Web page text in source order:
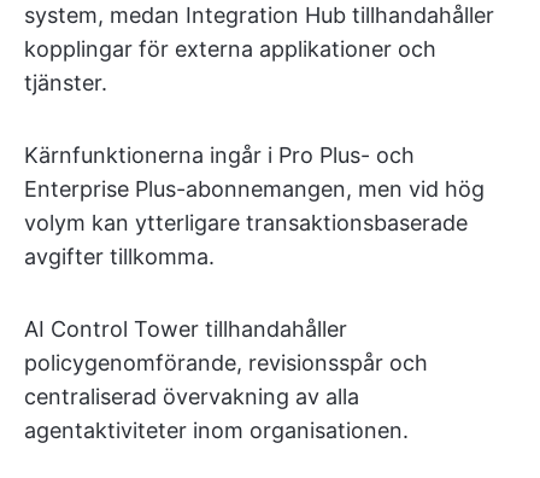
system, medan Integration Hub tillhandahåller
kopplingar för externa applikationer och
tjänster.
Kärnfunktionerna ingår i Pro Plus- och
Enterprise Plus-abonnemangen, men vid hög
volym kan ytterligare transaktionsbaserade
avgifter tillkomma.
AI Control Tower tillhandahåller
policygenomförande, revisionsspår och
centraliserad övervakning av alla
agentaktiviteter inom organisationen.